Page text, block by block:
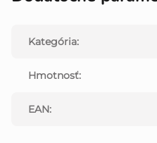
Kategória:
Hmotnosť:
EAN: